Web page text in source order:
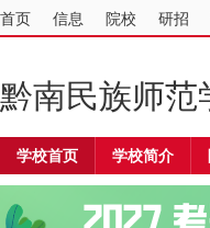
首页 信息 院校 研招
黔南民族师范
学校首页 学校简介